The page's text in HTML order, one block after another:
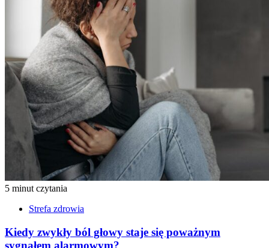
5 minut czytania
Strefa zdrowia
Kiedy zwykły ból głowy staje się poważnym
sygnałem alarmowym?